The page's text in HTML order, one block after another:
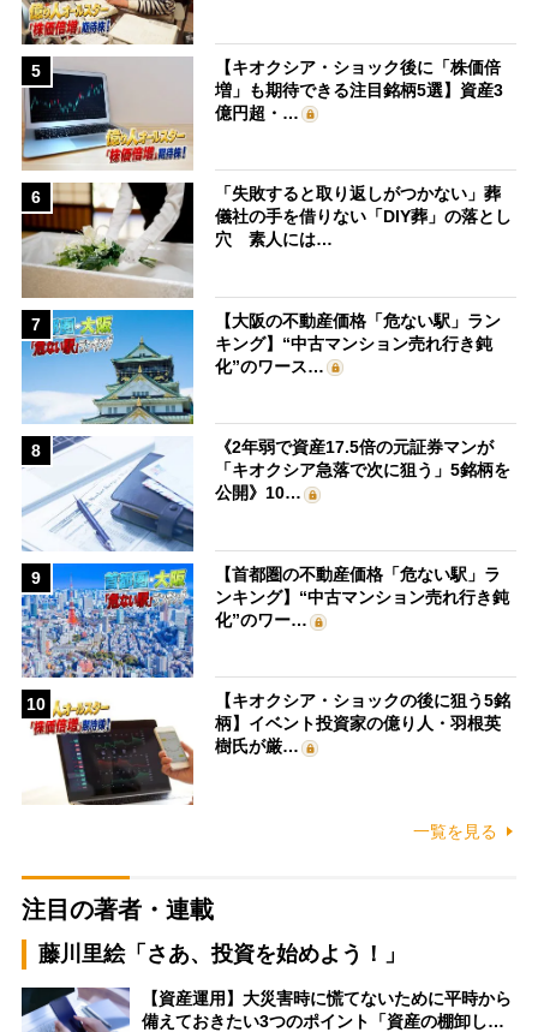
5
【キオクシア・ショック後に「株価倍
増」も期待できる注目銘柄5選】資産3
億円超・…
6
「失敗すると取り返しがつかない」葬
儀社の手を借りない「DIY葬」の落とし
穴 素人には…
7
【大阪の不動産価格「危ない駅」ラン
キング】“中古マンション売れ行き鈍
化”のワース…
8
《2年弱で資産17.5倍の元証券マンが
「キオクシア急落で次に狙う」5銘柄を
公開》10…
9
【首都圏の不動産価格「危ない駅」ラ
ンキング】“中古マンション売れ行き鈍
化”のワー…
10
【キオクシア・ショックの後に狙う5銘
柄】イベント投資家の億り人・羽根英
樹氏が厳…
一覧を見る
注目の著者・連載
藤川里絵「さあ、投資を始めよう！」
【資産運用】大災害時に慌てないために平時から
備えておきたい3つのポイント「資産の棚卸し…